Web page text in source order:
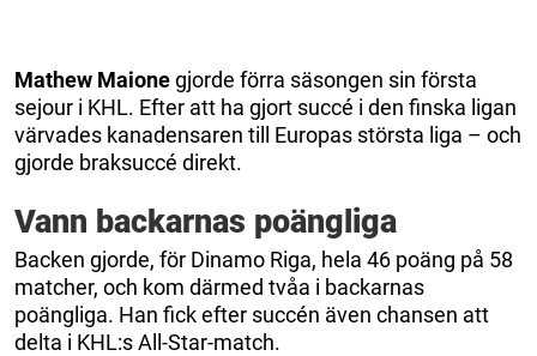
Mathew Maionegjorde förra säsongen sin första
sejour i KHL. Efter att ha gjort succé i den finska ligan
värvades kanadensaren till Europas största liga – och
gjorde braksuccé direkt.
Vann backarnas poängliga
Backen gjorde, för Dinamo Riga, hela 46 poäng på 58
matcher, och kom därmed tvåa i backarnas
poängliga. Han fick efter succén även chansen att
delta i KHL:s All-Star-match.